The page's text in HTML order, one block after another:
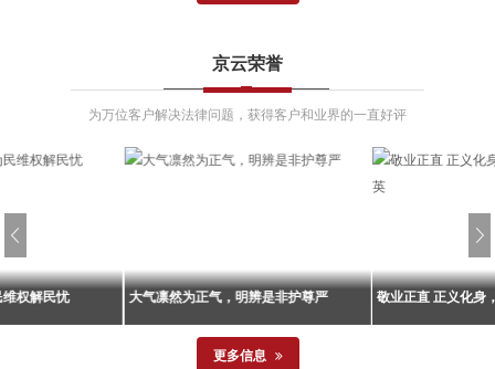
兴区某村5号院搬
主张分割5号院全
转费...
协议纠纷案迎来一审胜诉判决。山东
省济南市某区人民法院作出52号行政
判决，判令被告街道办事处支付原告
决结果为当事人争取到了实实在在的
来终审胜诉判决
某一家因拆迁安
一审判决后对方
京云荣誉
为万位客户解决法律问题，获得客户和业界的一直好评
维权解民忧 大气凛然为正气，明辨是非护尊严 敬业正直 正义化身
更多信息